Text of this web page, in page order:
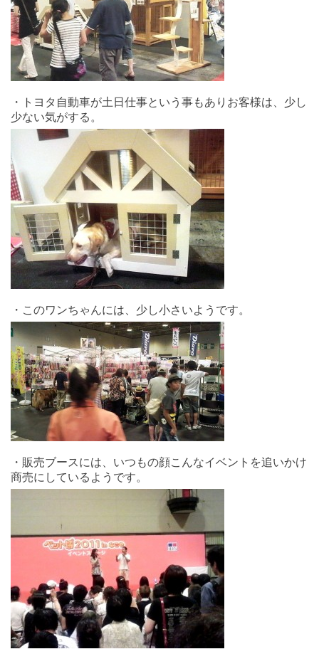
・トヨタ自動車が土日仕事という事もありお客様は、少し
少ない気がする。
・このワンちゃんには、少し小さいようです。
・販売ブースには、いつもの顔こんなイベントを追いかけ
商売にしているようです。